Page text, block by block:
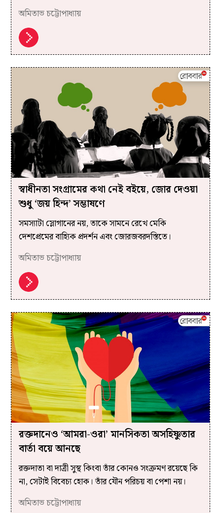
অমিতাভ চট্টোপাধ্যায়
স্বাধীনতা সংগ্রামের কথা নেই বইয়ে, জোর দেওয়া
শুধু ‘জয় হিন্দ’ সম্ভাষণে
সমস্যাটা স্লোগানের নয়, তাকে সামনে রেখে মেকি
দেশপ্রেমের বাহ্যিক প্রদর্শন এবং জোরজবরদস্তিতে।
অমিতাভ চট্টোপাধ্যায়
রক্তদানেও ‌‘আমরা-ওরা’ মানসিকতা অসহিষ্ণুতার
বার্তা বয়ে আনছে
রক্তদাতা বা দাত্রী সুস্থ কিংবা তাঁর কোনও সংক্রমণ রয়েছে কি
না, সেটাই বিবেচ্য হোক। তাঁর যৌন পরিচয় বা পেশা নয়।
অমিতাভ চট্টোপাধ্যায়